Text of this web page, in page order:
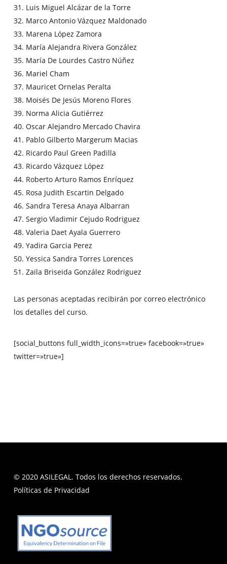
31. Luis Miguel Alcázar de la Torre
32. Marco Antonio Vázquez Maldonado
33. Marena López Zamora
34. María Alejandra Rivera González
35. María De Lourdes Castro Núñez
36. Mariel Cham
37. Mauricet Ornelas Peralta
38. Moisés De Jesús Moreno Flores
39. Norma Alicia Gutiérrez
40. Oscar Alejandro Mercado Chavira
41. Pablo Gilberto Margerum Macias
42. Ricardo Paul Green Padilla
43. Ricardo Vázquez López
44. Roberto Arturo Ramos Enríquez
45. Rosa Judith Escartin Delgado
46. Sandra Teresa Anaya Albarran
47. Sergio Vladimir Cejudo Rodriguez
48. Valeria Daet Ayala Guerrero
49. Yadira Garcia Perez
50. Yessica Sandra Torres Lorences
51. Zaila Briseida González Rodriguez
Las personas aceptadas recibirán por correo electrónico
los detalles del curso.
[social_buttons full_width_icons=»true» facebook=»true»
twitter=»true»]
© 2020 ASILEGAL. Todos los derechos reservados.
Políticas de Privacidad